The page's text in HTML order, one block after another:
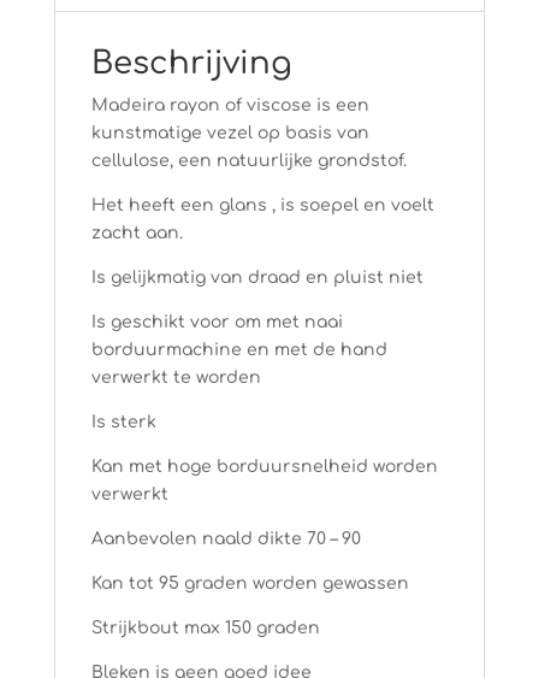
Beschrijving
Madeira rayon of viscose is een
kunstmatige vezel op basis van
cellulose, een natuurlijke grondstof.
Het heeft een glans , is soepel en voelt
zacht aan.
Is gelijkmatig van draad en pluist niet
Is geschikt voor om met naai
borduurmachine en met de hand
verwerkt te worden
Is sterk
Kan met hoge borduursnelheid worden
verwerkt
Aanbevolen naald dikte 70 – 90
Kan tot 95 graden worden gewassen
Strijkbout max 150 graden
Bleken is geen goed idee